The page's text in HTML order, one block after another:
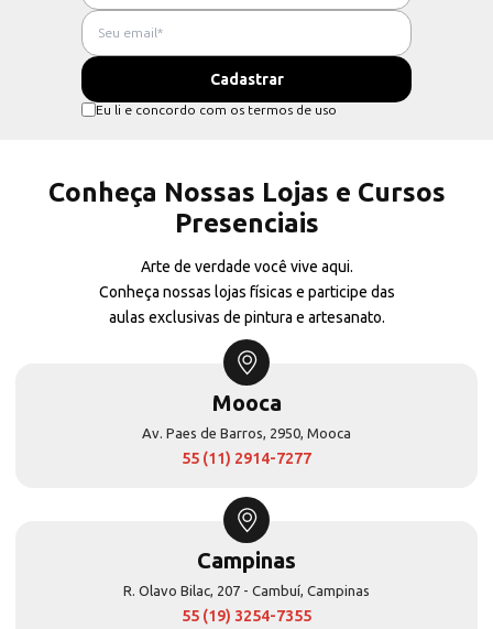
Eu li e concordo com os termos de uso
Conheça Nossas Lojas e Cursos
Presenciais
Arte de verdade você vive aqui.
Conheça nossas lojas físicas e participe das
aulas exclusivas de pintura e artesanato.
Mooca
Av. Paes de Barros, 2950, Mooca
55 (11) 2914-7277
Campinas
R. Olavo Bilac, 207 - Cambuí, Campinas
55 (19) 3254-7355